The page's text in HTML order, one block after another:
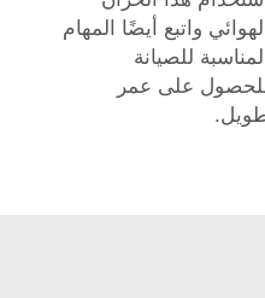
الهوائي واتبع أيضًا المهام
المناسبة للصيانة
على عمر